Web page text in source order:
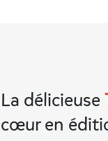
La délicieuse
cœur en